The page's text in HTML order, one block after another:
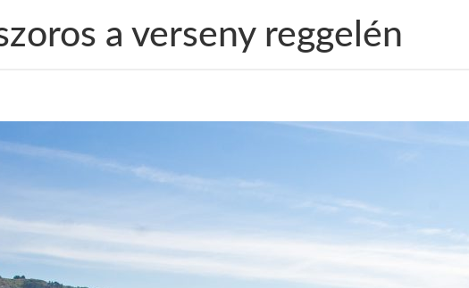
a verseny reggelén